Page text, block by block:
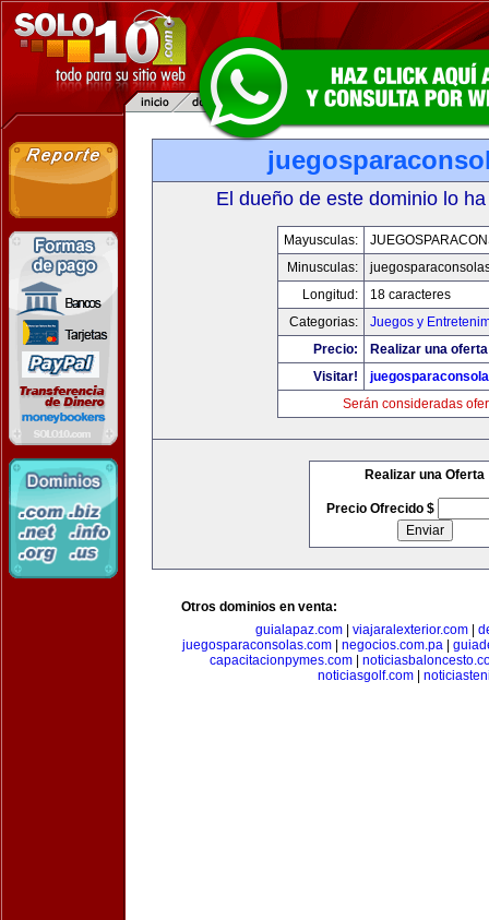
El dueño de este dominio lo
Mayusculas:
Minusculas:
Longitud:
18 caracteres
Categorias:
Juegos y
Precio:
Realizar una
Visitar!
Serán consideradas
Realizar una Oferta
Precio Ofrecido $
Otros dominios en venta:
guialapaz.com
viajaralexterior.com
juegosparaconsolas.com| negocios.com.pa|
capacitacionpymes.com|
noticiasgolf.com|